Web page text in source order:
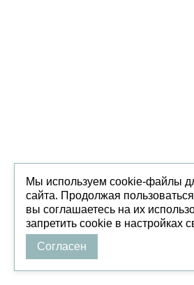
Мы используем cookie-файлы
сайта. Продолжая
вы соглашаетесь на их
запретить cookie в настройках
Согласен